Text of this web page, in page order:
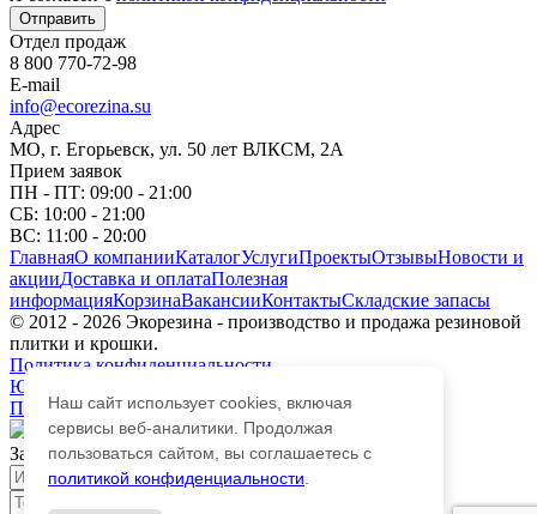
Отправить
Отдел продаж
8 800 770-72-98
E-mail
info@ecorezina.su
Адрес
МО, г. Егорьевск, ул. 50 лет ВЛКСМ, 2А
Прием заявок
ПН - ПТ: 09:00 - 21:00
СБ: 10:00 - 21:00
ВС: 11:00 - 20:00
ГлавнаяО компанииКаталогУслугиПроектыОтзывыНовости и
акцииДоставка и оплатаПолезная
информацияКорзинаВакансииКонтактыСкладские запасы
© 2012 - 2026 Экорезина - производство и продажа резиновой
плитки и крошки.
Политика конфиденциальности
Юридические данные
Политика обработки персональных данных
Закажите обратный звонок
Имя
Наш сайт использует cookies, включая
сервисы веб-аналитики. Продолжая
пользоваться сайтом, вы соглашаетесь с
политикой конфиденциальности